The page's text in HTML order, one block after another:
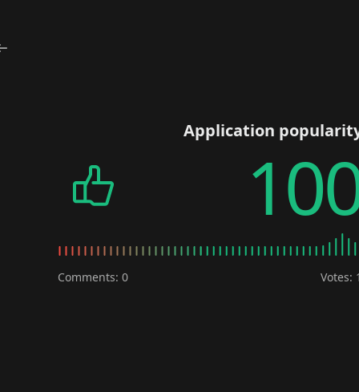
Application
Votes: 1
Comments: 0